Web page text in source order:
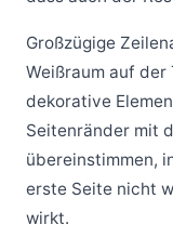
Großzügige
Weißraum auf
dekorative
Seitenränder mit
übereinstimmen,
erste Seite nicht
wirkt.